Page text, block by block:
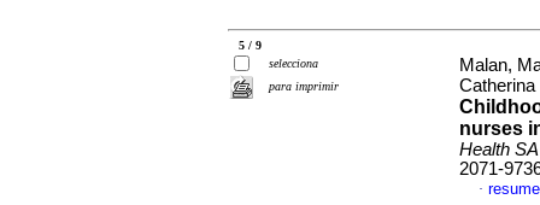
5 / 9
selecciona
para imprimir
Malan,
nurses
Health
2071-
·